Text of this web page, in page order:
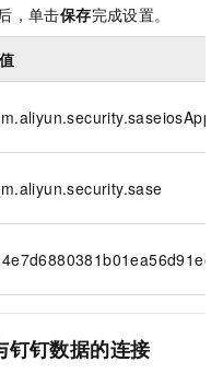
，单击保存完成设置。
钉钉数据的连接